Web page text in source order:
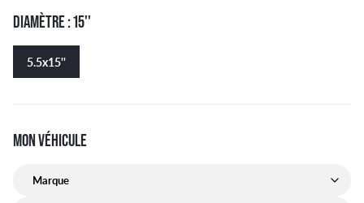
DIAMÈTRE : 15''
5.5x15''
MON VÉHICULE